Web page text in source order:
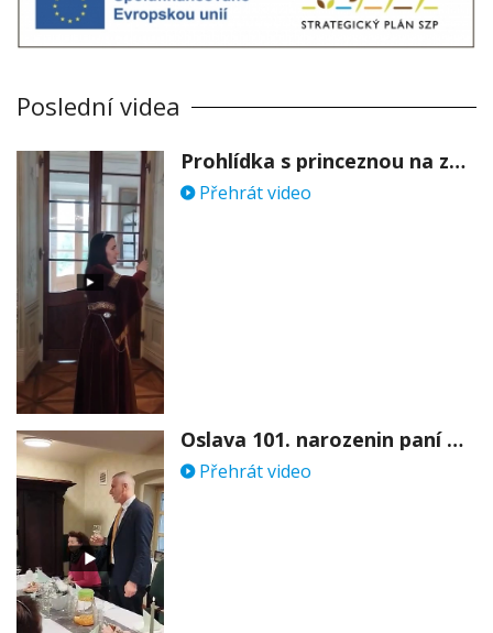
Poslední videa
Prohlídka s princeznou na zámku Stekník
Přehrát video
Oslava 101. narozenin paní Věry Skořepové
Přehrát video